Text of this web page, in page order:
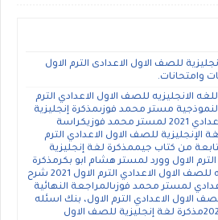
للصف الاول الاعدادى الترم الاول
الانجليزيه للصف الاول الاعدادي الترم
النموذجية مستر محمد فوزىمذكرة إنجليزية
كاملة للصف الاول الاعدادي 2021 لمستر محمد فوزيكراسة
الإنجليزية للصف الاول الاعدادي الترم
المتابعة من كتاب جيممذكرة لغة إنجليزية
الاول وورد لمستر هشام ابو بكرمذكرة
قواعد اللغه الانجليزيه للصف الاول الاعدادي الترم الاول 2021 شرح
لمستر محمد فوزىالمراجعة النهائية
الاول الاعدادي الترم الاول، بنك اسئله
لمستر محمد فوزى 2021مذكرة لغة إنجليزية للصف الاول